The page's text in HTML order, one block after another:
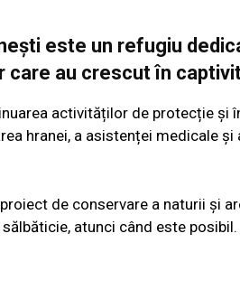
este un refugiu
care au crescut în
activităților de protecție și
hranei, a asistenței medicale
de conservare a naturii și
atunci când este posibil.